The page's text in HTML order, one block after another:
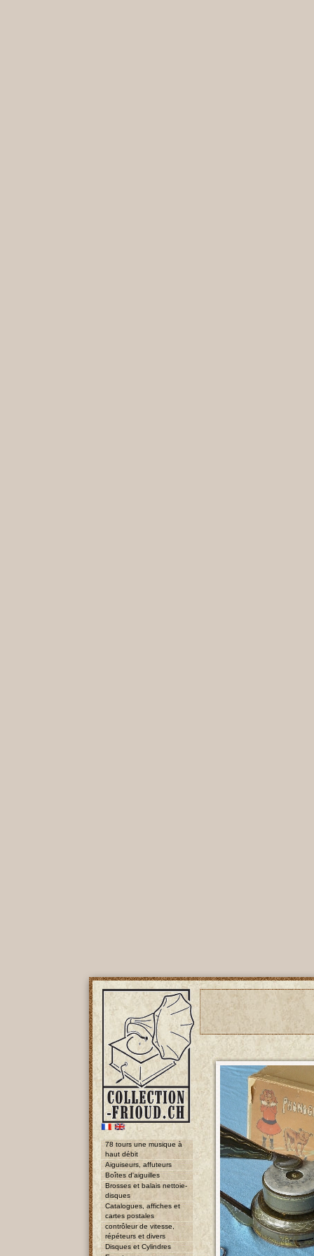
78 tours une musique à
haut débit
Aiguiseurs, affuteurs
Boîtes d'aiguilles
Brosses et balais nettoie-
disques
Catalogues, affiches et
cartes postales
contrôleur de vitesse,
répéteurs et divers
Disques et Cylindres